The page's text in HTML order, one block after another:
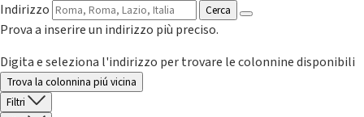
Indirizzo
Cerca
Prova a inserire un indirizzo più preciso.
Digita e seleziona l'indirizzo per trovare le colonnine disponibili
Trova la colonnina piú vicina
Filtri